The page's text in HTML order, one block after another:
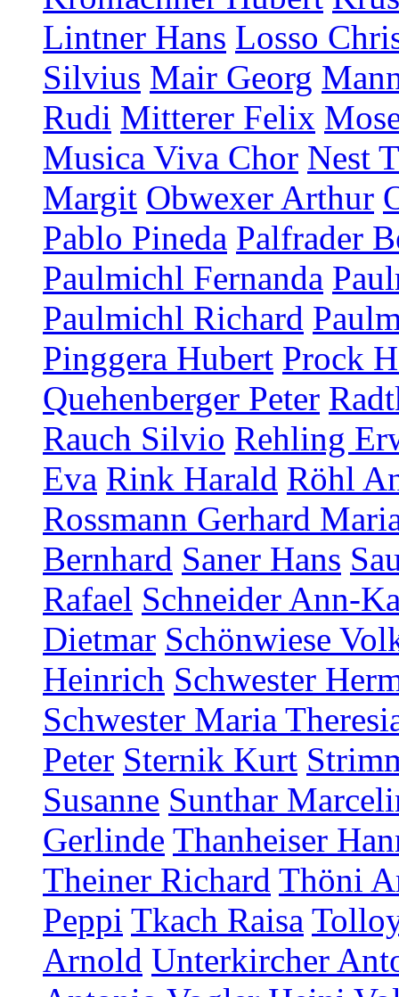
Lintner Hans Losso
Silvius Mair Georg
Rudi Mitterer Felix
Musica Viva Chor Nest
Margit Obwexer Arthur
Pablo Pineda Palfrader
Paulmichl Fernanda
Paulmichl Richard
Pinggera Hubert Prock
Quehenberger Peter
Rauch Silvio Rehling
Eva Rink Harald Röhl
Rossmann Gerhard
Bernhard Saner Hans
Rafael Schneider Ann-
Dietmar Schönwiese
Heinrich Schwester
Schwester Maria
Peter Sternik Kurt
Susanne Sunthar
Gerlinde Thanheiser
Theiner Richard Thöni
Peppi Tkach Raisa
Arnold Unterkircher